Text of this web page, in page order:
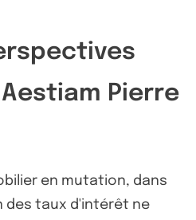
Aestiam Pierre
en mutation, dans
des taux d'intérêt ne